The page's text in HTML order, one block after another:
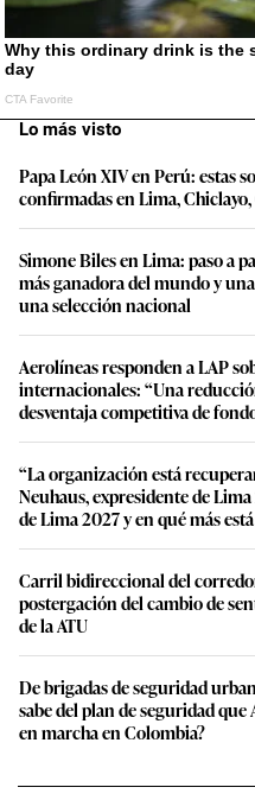
Lo más visto
Papa León XIV en Perú: estas
confirmadas en Lima,
Simone Biles en Lima: paso a
más ganadora del mundo y
una selección nacional
Aerolíneas responden a LAP
internacionales: “Una
desventaja competitiva de
“La organización está
Neuhaus, expresidente de
de Lima 2027 y en qué más
Carril bidireccional del
postergación del cambio de
de la ATU
De brigadas de seguridad
sabe del plan de seguridad
en marcha en Colombia?